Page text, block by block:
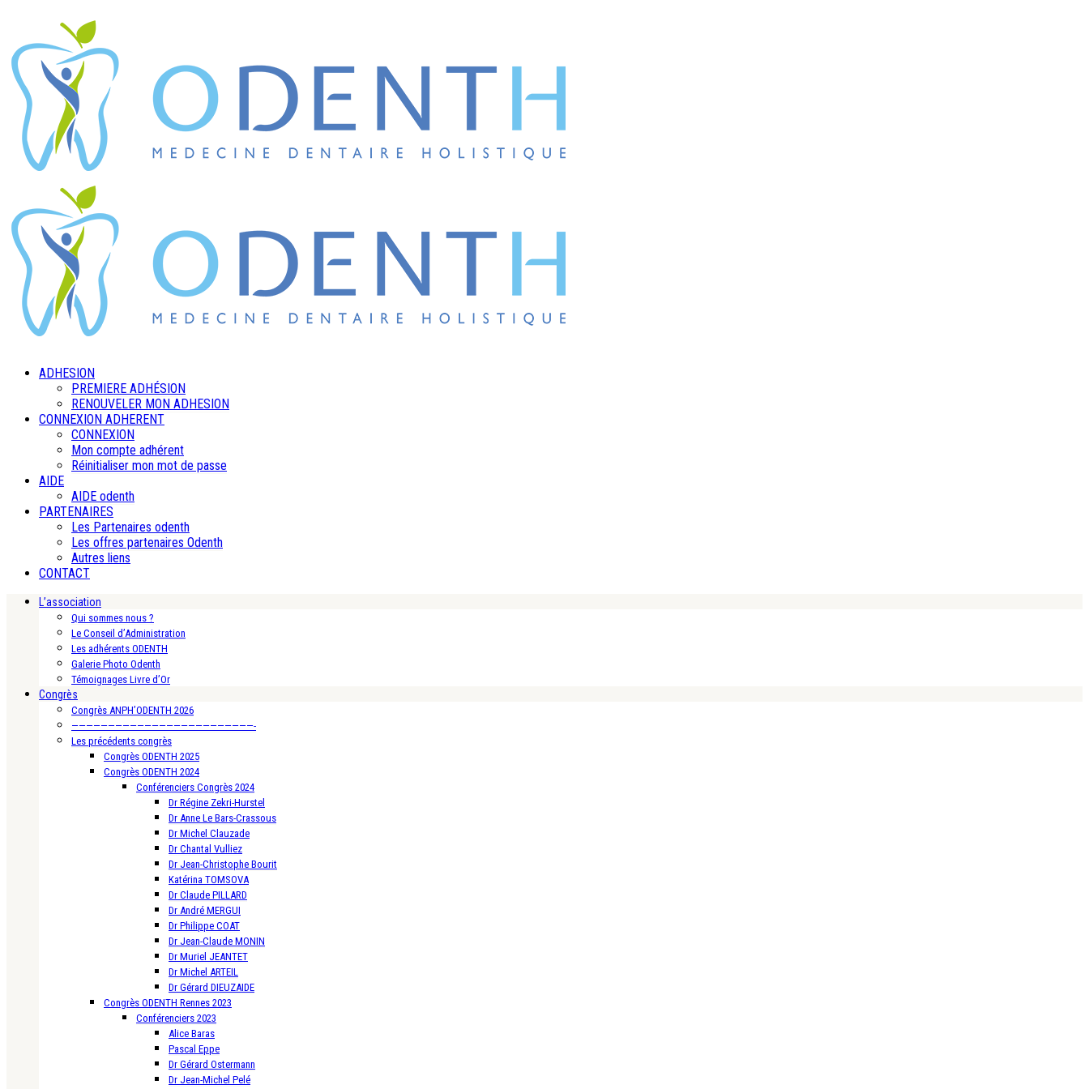
ADHESION
PREMIERE ADHÉSION
RENOUVELER MON ADHESION
CONNEXION ADHERENT
CONNEXION
Mon compte adhérent
Réinitialiser mon mot de passe
AIDE
AIDE odenth
PARTENAIRES
Les Partenaires odenth
Les offres partenaires Odenth
Autres liens
CONTACT
L’association
Qui sommes nous ?
Le Conseil d’Administration
Les adhérents ODENTH
Galerie Photo Odenth
Témoignages Livre d’Or
Congrès
Congrès ANPH’ODENTH 2026
—————————————————————————-
Les précédents congrès
Congrès ODENTH 2025
Congrès ODENTH 2024
Conférenciers Congrès 2024
Dr Régine Zekri-Hurstel
Dr Anne Le Bars-Crassous
Dr Michel Clauzade
Dr Chantal Vulliez
Dr Jean-Christophe Bourit
Katérina TOMSOVA
Dr Claude PILLARD
Dr André MERGUI
Dr Philippe COAT
Dr Jean-Claude MONIN
Dr Muriel JEANTET
Dr Michel ARTEIL
Dr Gérard DIEUZAIDE
Congrès ODENTH Rennes 2023
Conférenciers 2023
Alice Baras
Pascal Eppe
Dr Gérard Ostermann
Dr Jean-Michel Pelé